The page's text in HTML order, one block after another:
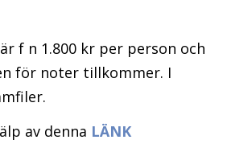
f n 1.800 kr per person och
för noter tillkommer. I
av denna LÄNK